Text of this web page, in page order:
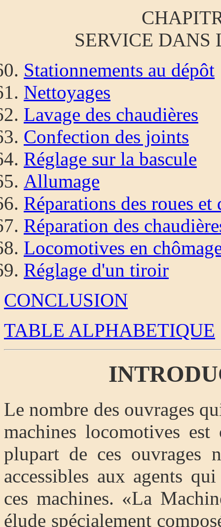
SERVICE DANS
Stationnements au dépôt
Nettoyages
Lavage des chaudières
Confection des joints
Réglage sur la bascule
Allumage
Réparations des roues et
Réparation des
Locomotives en
Réglage d'un tiroir
CONCLUSION
TABLE ALPHABETIQUE
Le nombre des ouvrages
machines locomotives
plupart de ces ouvrages
accessibles aux agents
ces machines. «La
élude spécialement